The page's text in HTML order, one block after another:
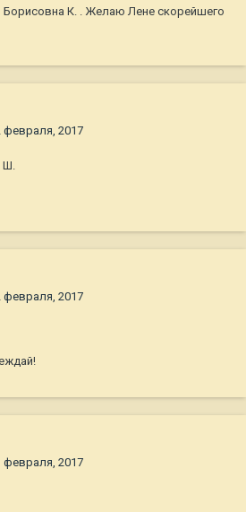
К. . Желаю Лене скорейшего
февраля, 2017
Ш.
февраля, 2017
февраля, 2017